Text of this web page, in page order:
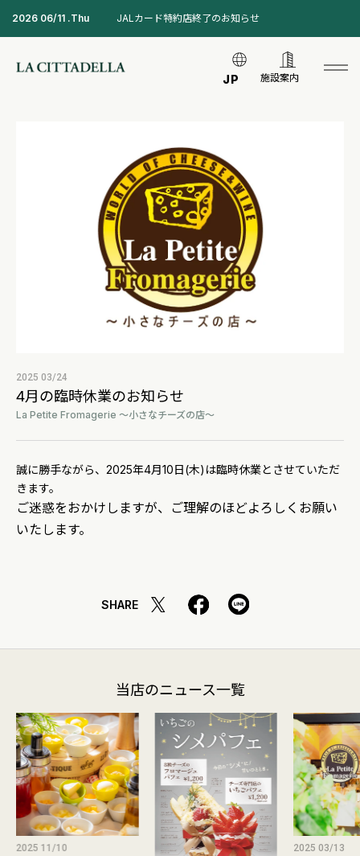
2026 06/11 .Thu JALカード特約店終了のお知らせ
JP 施設案内
2025 03/24
4月の臨時休業のお知らせ
La Petite Fromagerie ～小さなチーズの店～
誠に勝手ながら、2025年4月10日(木)は臨時休業とさせていただ
きます。
ご迷惑をおかけしますが、ご理解のほどよろしくお願い
いたします。
SHARE
当店のニュース一覧
2025 11/10 2025 03/13